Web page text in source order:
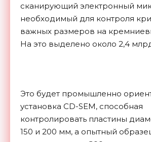
сканирующий электронный
необходимый для контроля
важных размеров на
На это выделено около 2,4
Это будет промышленно
установка CD-SEM, способная
контролировать пластины
150 и 200 мм, а опытный